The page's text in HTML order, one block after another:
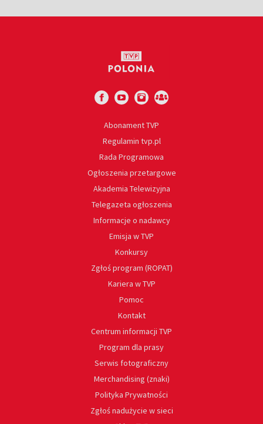
Abonament TVP
Regulamin tvp.pl
Rada Programowa
Ogłoszenia przetargowe
Akademia Telewizyjna
Telegazeta ogłoszenia
Informacje o nadawcy
Emisja w TVP
Konkursy
Zgłoś program (ROPAT)
Kariera w TVP
Pomoc
Kontakt
Centrum informacji TVP
Program dla prasy
Serwis fotograficzny
Merchandising (znaki)
Polityka Prywatności
Zgłoś nadużycie w sieci